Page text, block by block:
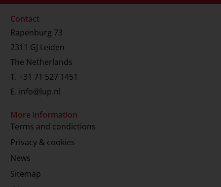
Contact
Rapenburg 73
2311 GJ Leiden
The Netherlands
T. +31 71 527 1451
E. info@lup.nl
More information
Terms and condictions
Privacy & cookies
News
Sitemap